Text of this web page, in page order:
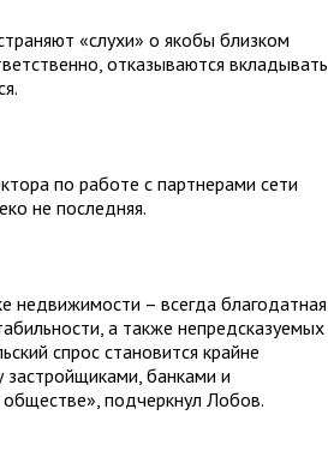
«слухи» о якобы близком
отказываются вкладывать
по работе с партнерами сети
не последняя.
недвижимости – всегда благодатная
а также непредсказуемых
спрос становится крайне
банками и
подчеркнул Лобов.